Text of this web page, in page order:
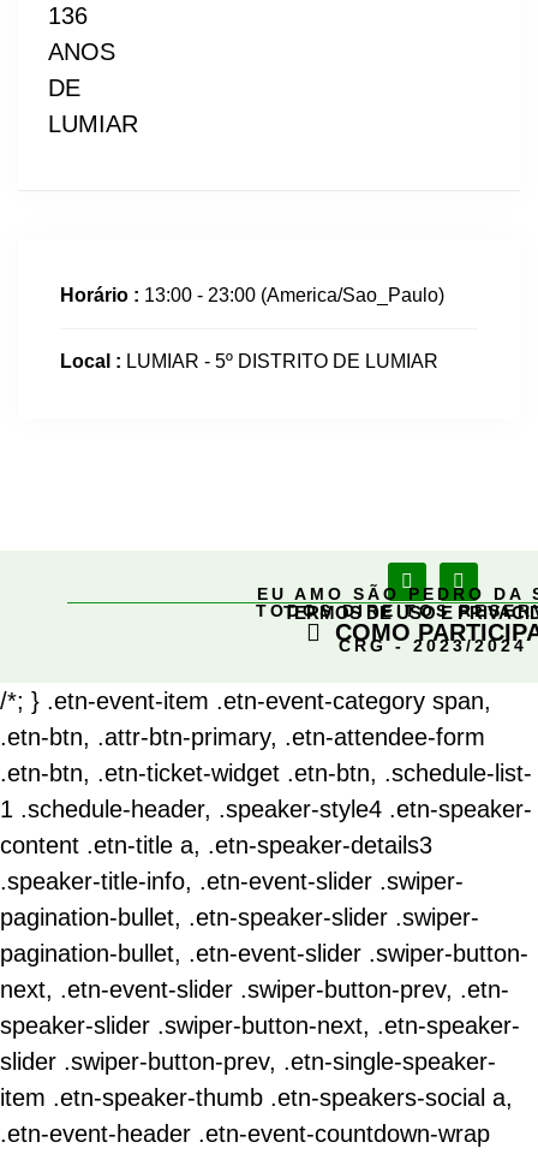
Horário : 13:00 - 23:00 (America/Sao_Paulo)
Local : LUMIAR - 5º DISTRITO DE LUMIAR
EU AMO SÃO PEDRO DA
TODOS DIREITOS
CRG - 2023/2024
TERMOS DE USO E
COMO
/*; } .etn-event-item .etn-event-category span,
.etn-btn, .attr-btn-primary, .etn-attendee-form
.etn-btn, .etn-ticket-widget .etn-btn, .schedule-list-
1 .schedule-header, .speaker-style4 .etn-speaker-
content .etn-title a, .etn-speaker-details3
.speaker-title-info, .etn-event-slider .swiper-
pagination-bullet, .etn-speaker-slider .swiper-
pagination-bullet, .etn-event-slider .swiper-button-
next, .etn-event-slider .swiper-button-prev, .etn-
speaker-slider .swiper-button-next, .etn-speaker-
slider .swiper-button-prev, .etn-single-speaker-
item .etn-speaker-thumb .etn-speakers-social a,
.etn-event-header .etn-event-countdown-wrap